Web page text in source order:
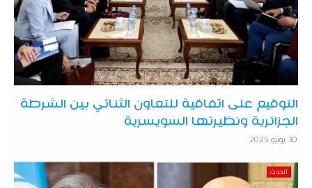
التوقيع على اتفاقية للتعاون الثنائي بين الشرطة
الجزائرية ونظيرتها السويسرية
30 يونيو 2025
الحدث